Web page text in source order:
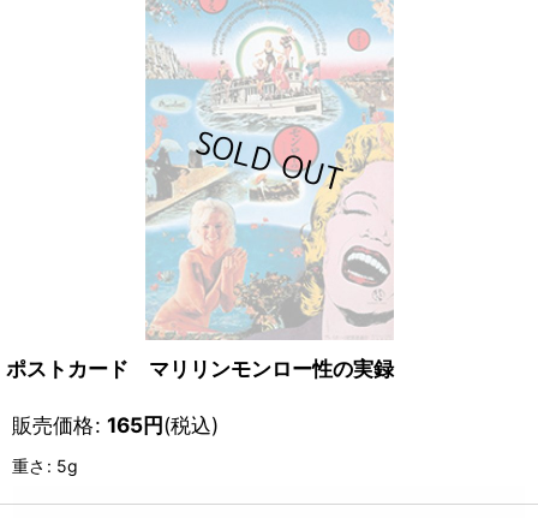
ポストカード マリリンモンロー性の実録
販売価格: 165円(税込)
重さ : 5g